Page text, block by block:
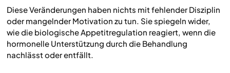
Diese Veränderungen haben nichts mit fehlender Disziplin
oder mangelnder Motivation zu tun. Sie spiegeln wider,
wie die biologische Appetitregulation reagiert, wenn die
hormonelle Unterstützung durch die Behandlung
nachlässt oder entfällt.